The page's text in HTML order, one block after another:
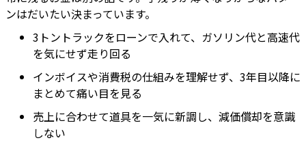
ンはだいたい決まっています。
3トントラックをローンで入れて、ガソリン代と高速代
を気にせず走り回る
インボイスや消費税の仕組みを理解せず、3年目以降に
まとめて痛い目を見る
売上に合わせて道具を一気に新調し、減価償却を意識
しない